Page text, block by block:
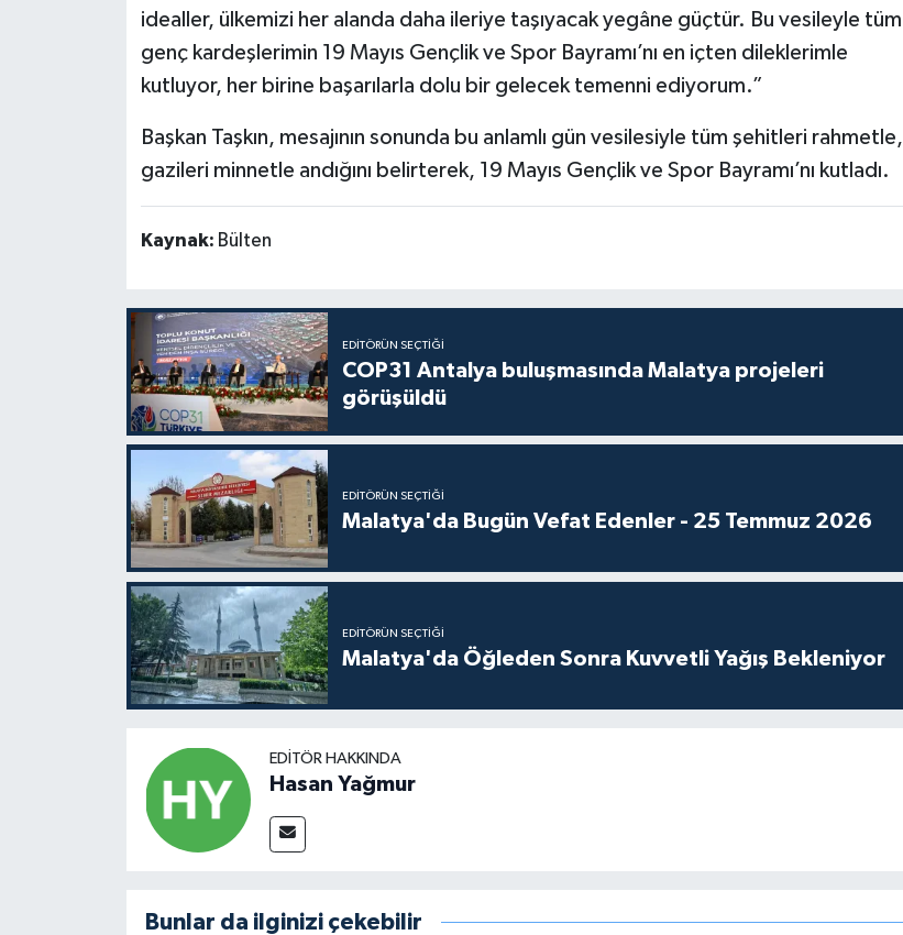
idealler, ülkemizi her alanda daha ileriye taşıyacak yegâne güçtür. Bu vesileyle tüm
genç kardeşlerimin 19 Mayıs Gençlik ve Spor Bayramı’nı en içten dileklerimle
kutluyor, her birine başarılarla dolu bir gelecek temenni ediyorum.”
Başkan Taşkın, mesajının sonunda bu anlamlı gün vesilesiyle tüm şehitleri rahmetle,
gazileri minnetle andığını belirterek, 19 Mayıs Gençlik ve Spor Bayramı’nı kutladı.
Kaynak: Bülten
EDITÖRÜN SEÇTIĞI
COP31 Antalya buluşmasında Malatya projeleri
görüşüldü
EDITÖRÜN SEÇTIĞI
Malatya'da Bugün Vefat Edenler - 25 Temmuz 2026
EDITÖRÜN SEÇTIĞI
Malatya'da Öğleden Sonra Kuvvetli Yağış Bekleniyor
EDITÖR HAKKINDA
Hasan Yağmur
Bunlar da ilginizi çekebilir